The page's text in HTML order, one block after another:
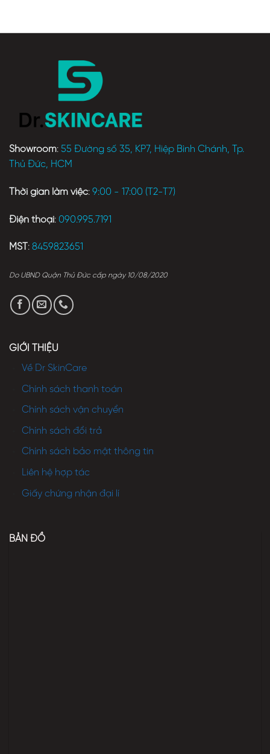
Showroom: 55 Đường số 35, KP7, Hiệp Bình Chánh, Tp.
Thủ Đức, HCM
Thời gian làm việc: 9:00 - 17:00 (T2-T7)
Điện thoại: 090.995.7191
MST : 8459823651
Do UBND Quận Thủ Đức cấp ngày 10/08/2020
GIỚI THIỆU
Về Dr SkinCare
Chính sách thanh toán
Chính sách vận chuyển
Chính sách đổi trả
Chính sách bảo mật thông tin
Liên hệ hợp tác
Giấy chứng nhận đại lí
BẢN ĐỒ